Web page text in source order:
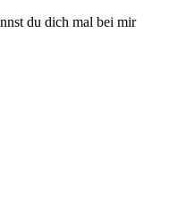
du dich mal bei mir